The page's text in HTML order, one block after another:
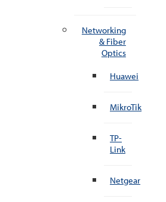
Networking
& Fiber
Optics
Huawei
MikroTik
TP-
Link
Netgear